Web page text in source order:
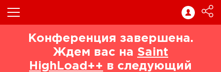
Конференция завершена.
Ждем вас на Saint
HighLoad++ в следующий